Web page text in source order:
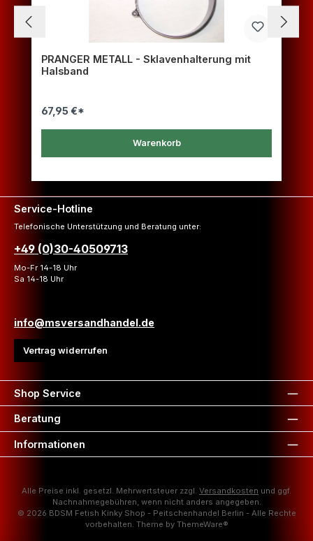
PRANGER METALL - Sklavenhalterung mit
Halsband
67,95 €*
Warenkorb
Service-Hotline
Telefonische Unterstützung und Beratung unter:
+49 (0)30-40509713
Mo-Fr 14-18 Uhr
Sa 14-18 Uhr
info@msversandhandel.de
Vertrag widerrufen
Shop Service
Beratung
Informationen
Alle Preise inkl. gesetzl. Mehrwertsteuer zzgl. Versandkosten und ggf.
Nachnahmegebühren, wenn nicht anders angegeben.
© 2026 BDSM Fetish Kinky Shop - Peitschenhandel Berlin - Alle Rechte
vorbehalten. Theme by ThemeWare®